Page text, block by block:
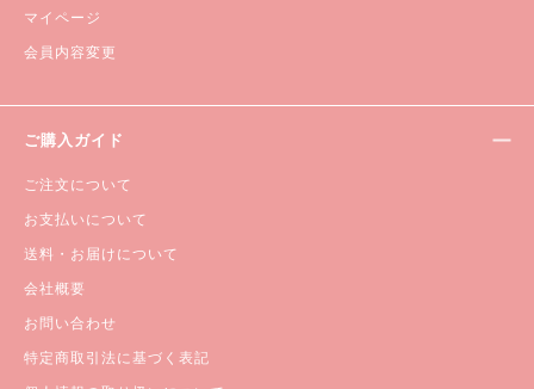
マイページ
会員内容変更
ご購入ガイド
ご注文について
お支払いについて
送料・お届けについて
会社概要
お問い合わせ
特定商取引法に基づく表記